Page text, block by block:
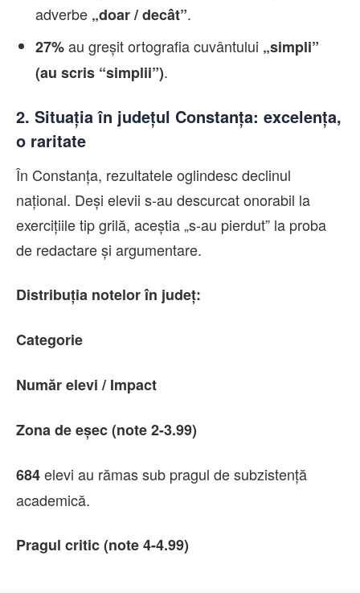
adverbe „doar / decât”.
27%au greșit ortografia cuvântului „simpli”
(au scris “simplii”).
2. Situația în județul Constanța: excelența,
o raritate
În Constanța, rezultatele oglindesc declinul
național. Deși elevii s-au descurcat onorabil la
exercițiile tip grilă, aceștia „s-au pierdut” la proba
de redactare și argumentare.
Distribuția notelor în județ:
Categorie
Număr elevi / Impact
Zona de eșec (note 2-3.99)
684elevi au rămas sub pragul de subzistență
academică.
Pragul critic (note 4-4.99)